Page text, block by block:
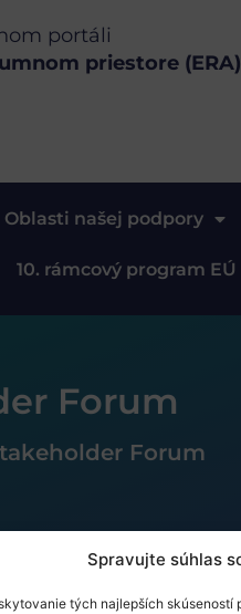
Spravujte súhlas
tých najlepších skúseností
portáli
priestore (ERA)
Oblasti našej podpory
10. rámcový program
Forum
Forum